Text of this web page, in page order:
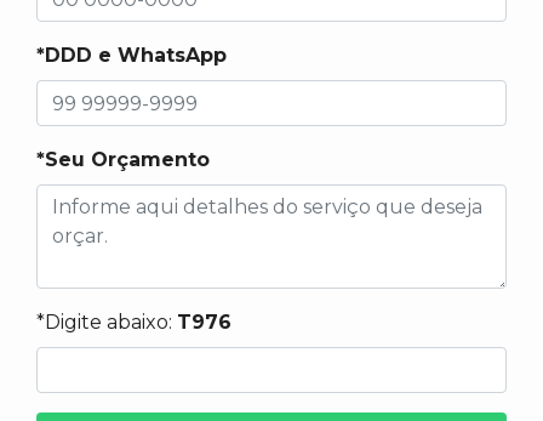
*DDD e WhatsApp
*Seu Orçamento
*Digite abaixo: T976